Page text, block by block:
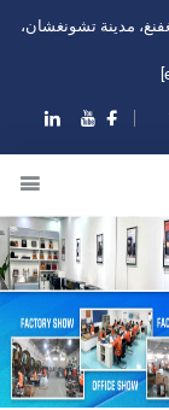
مدينة تشونغشان،